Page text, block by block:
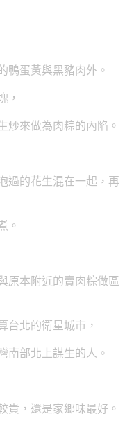
鴨蛋黃與黑豬肉外。
，
炒來做為肉粽的內陷。
過的花生混在一起，再
。
原本附近的賣肉粽做區
台北的衛星城市，
南部北上謀生的人。
貴，還是家鄉味最好。